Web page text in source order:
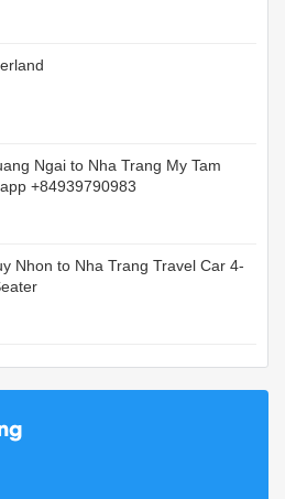
Ngai to Nha Trang My Tam
+84939790983
Nhon to Nha Trang Travel Car 4-